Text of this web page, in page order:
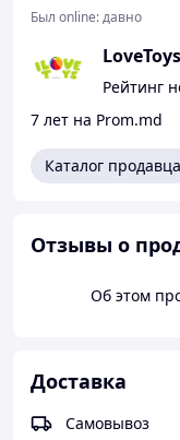
Cтрана
Был online:давно
LoveToys
Рейтинг
7 лет на Prom.md
Каталог продавца
Отзывы о
Об этом
Доставка
Самовывоз